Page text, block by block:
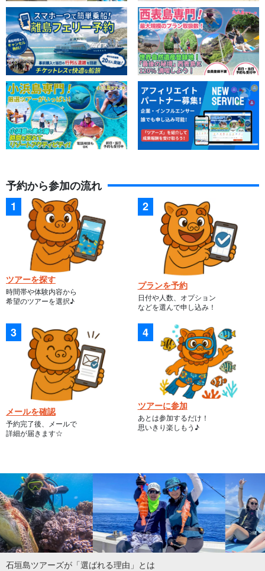
予約から参加の流れ
ツアーを探す
時間帯や体験内容から
希望のツアーを選択♪
プランを予約
日付や人数、オプション
などを選んで申し込み！
メールを確認
予約完了後、メールで
詳細が届きます☆
ツアーに参加
あとは参加するだけ！
思いきり楽しもう♪
石垣島ツアーズが「選ばれる理由」とは